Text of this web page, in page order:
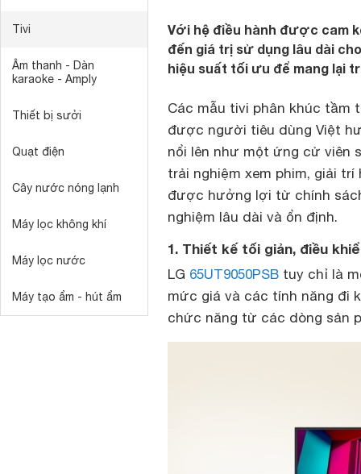
Tivi
Âm thanh - Dàn
karaoke - Amply
Thiết bị sưởi
Quạt điện
Cây nước nóng lạnh
Máy lọc không khí
Máy lọc nước
Máy tạo ẩm - hút ẩm
Với hệ điều hành được cam
đến giá trị sử dụng lâu dài
hiệu suất tối ưu để mang lại
Các mẫu tivi phân khúc tầm
được người tiêu dùng Việt
nổi lên như một ứng cử viên
trải nghiệm xem phim, giải
được hưởng lợi từ chính
nghiệm lâu dài và ổn định.
1. Thiết kế tối giản, điều
LG 65UT9050PSB tuy chỉ là
mức giá và các tính năng đi
chức năng từ các dòng sản